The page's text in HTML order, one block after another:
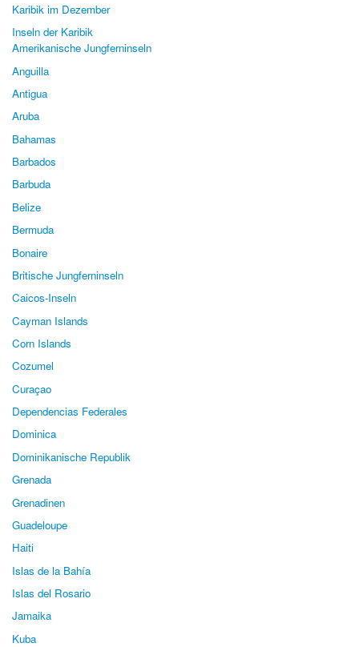
Karibik im Dezember
Inseln der Karibik
Amerikanische Jungferninseln
Anguilla
Antigua
Aruba
Bahamas
Barbados
Barbuda
Belize
Bermuda
Bonaire
Britische Jungferninseln
Caicos-Inseln
Cayman Islands
Corn Islands
Cozumel
Curaçao
Dependencias Federales
Dominica
Dominikanische Republik
Grenada
Grenadinen
Guadeloupe
Haiti
Islas de la Bahía
Islas del Rosario
Jamaika
Kuba